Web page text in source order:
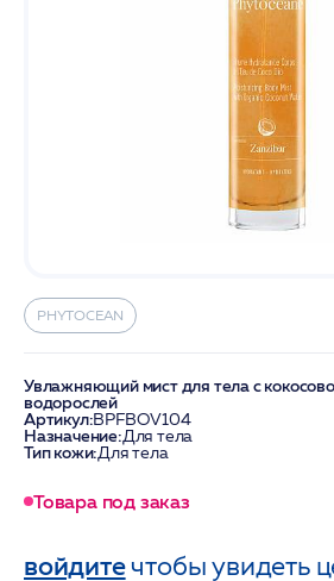
PHYTOCEAN
Увлажняющий мист для тела с
водорослей
Артикул:BPFBOV104
Назначение:Для тела
Тип кожи:Для тела
Товара под заказ
войдитечтобы увидеть